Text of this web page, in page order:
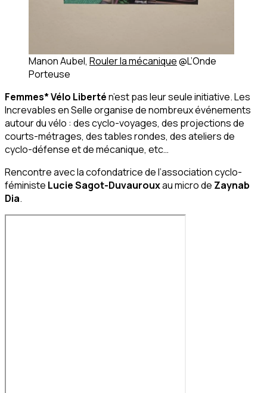
Manon Aubel, Rouler la mécanique@L’Onde
Porteuse
Femmes* Vélo Libertén’est pas leur seule initiative. Les
Increvables en Selle organise de nombreux événements
autour du vélo : des cyclo-voyages, des projections de
courts-métrages, des tables rondes, des ateliers de
cyclo-défense et de mécanique, etc…
Rencontre avec la cofondatrice de l’association cyclo-
féministe Lucie Sagot-Duvaurouxau micro de Zaynab
Dia.